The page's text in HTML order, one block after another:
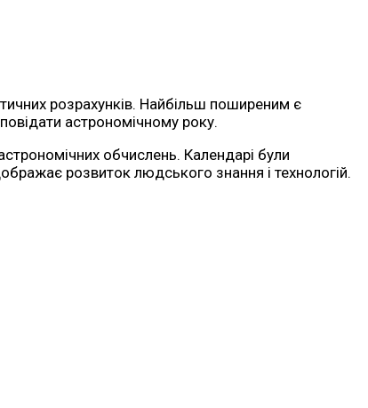
розрахунків. Найбільш поширеним є
астрономічному року.
обчислень. Календарі були
розвиток людського знання і технологій.